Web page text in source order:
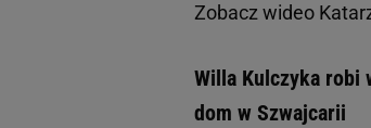
Zobacz wideo
Willa Kulczyka robi
dom w Szwajcarii